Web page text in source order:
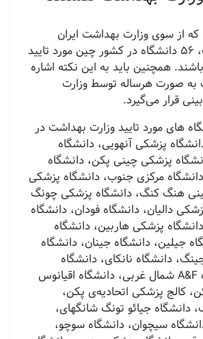
از سوی وزارت بهداشت ایران
منتشر شده است، 56 دانشگاه در کشور چین مورد تایید
همچنین باید به این نکته اشاره
به صورت هرساله توسط وزارت
قرار می‌گیرد‌.
های مورد تایید وزارت بهداشت در
پزشکی آنهویی، دانشگاه
پزشکی چینی پکن، دانشگاه
مرکزی جنوب، دانشگاه پزشکی
هنگ کنگ، دانشگاه پزشکی چونگ
دالیان، دانشگاه فودان، دانشگاه
پزشکی هاربین، دانشگاه
جیلین، دانشگاه جینان، دانشگاه
دانشگاه نانکای، دانشگاه
نانتونگ، دانشگاه A&F شمال غربی، دانشگاه اقیانوس
کالج پزشکی اتحادیه‌ی پکن،
دانشگاه جیائو تونگ شانگهای،
سیچوان، دانشگاه سوچو،